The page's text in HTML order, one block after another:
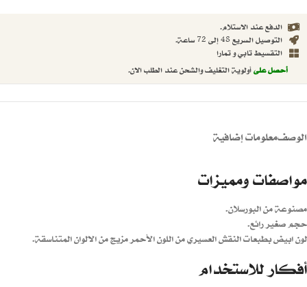
الدفع عند الاستلام.
التوصيل السريع 48 إلى 72 ساعة.
التقسيط تابي و تمارا
أحصل علىأولوية التغليف والشحن عند الطلب الان.
الوصفمعلومات إضافية
مواصفات ومميزات
مصنوعة من البورسلان.
حجم صغير رائع.
لون ابيض بطبعات النقش العسيري من اللون الأحمر مزيج من الالوان المتناسقة.
أفكار للاستخدام